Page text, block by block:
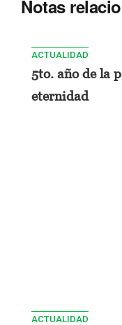
Notas
ACTUALIDAD
5to. año de la
eternidad
ACTUALIDAD